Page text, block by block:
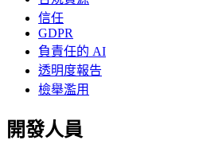
信任
GDPR
負責任的 AI
透明度報告
檢舉濫用
開發人員